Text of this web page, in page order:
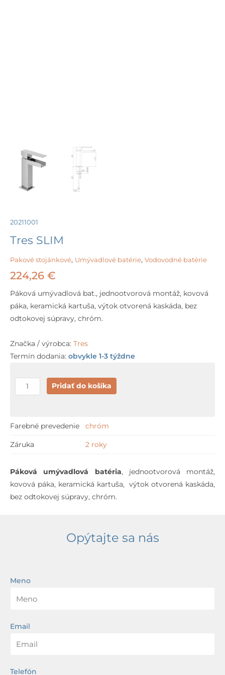
20211001
Tres SLIM
Pakové stojánkové, Umývadlové batérie, Vodovodné batérie
224,26 €
Páková umývadlová bat., jednootvorová montáž, kovová
páka, keramická kartuša, výtok otvorená kaskáda, bez
odtokovej súpravy, chróm.
Značka / výrobca: Tres
Termín dodania: obvykle 1-3 týždne
množstvo
Tres
Pridať do košíka
Farebné prevedenie chróm
Záruka 2 roky
Páková umývadlová batéria, jednootvorová montáž,
kovová páka, keramická kartuša, výtok otvorená kaskáda,
bez odtokovej súpravy, chróm.
Opýtajte sa nás
Meno
Email
Telefón